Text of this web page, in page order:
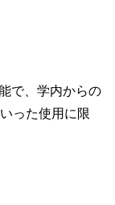
で、学内からの
った使用に限